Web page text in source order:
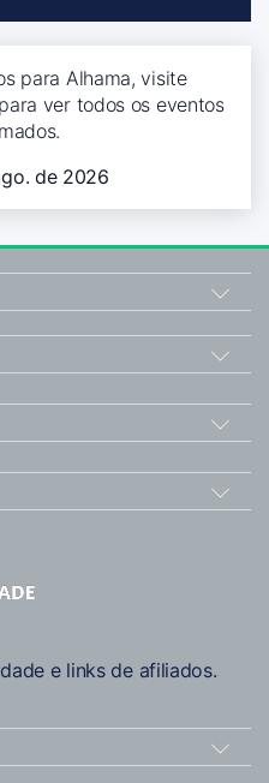
para Alhama, visite
ver todos os eventos
de 2026
e links de afiliados.